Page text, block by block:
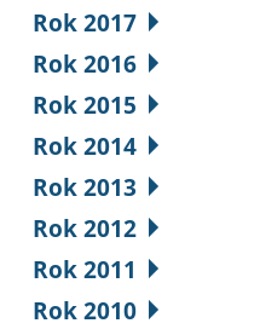
Rok 2017
Rok 2016
Rok 2015
Rok 2014
Rok 2013
Rok 2012
Rok 2011
Rok 2010